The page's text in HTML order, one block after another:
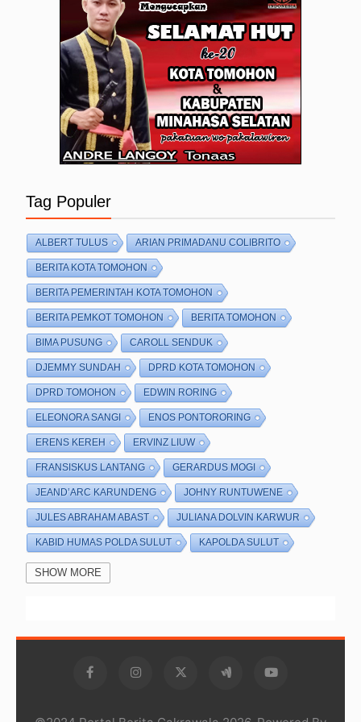
Tag Populer
ALBERT TULUS ARIAN PRIMADANU COLIBRITO
BERITA KOTA TOMOHON
BERITA PEMERINTAH KOTA TOMOHON
BERITA PEMKOT TOMOHON BERITA TOMOHON
BIMA PUSUNG CAROLL SENDUK
DJEMMY SUNDAH DPRD KOTA TOMOHON
DPRD TOMOHON EDWIN RORING
ELEONORA SANGI ENOS PONTORORING
ERENS KEREH ERVINZ LIUW
FRANSISKUS LANTANG GERARDUS MOGI
JEAND’ARC KARUNDENG JOHNY RUNTUWENE
JULES ABRAHAM ABAST JULIANA DOLVIN KARWUR
KABID HUMAS POLDA SULUT KAPOLDA SULUT
KAPOLRES TOMOHON
MULYATNO OCTAVIANUS MANDAGI
POLRES TOMOHON RESMOB POLRES TOMOHON
SEKRETARIS DAERAH KOTA TOMOHON
SHOW MORE